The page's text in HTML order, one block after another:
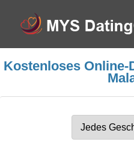
Kostenloses